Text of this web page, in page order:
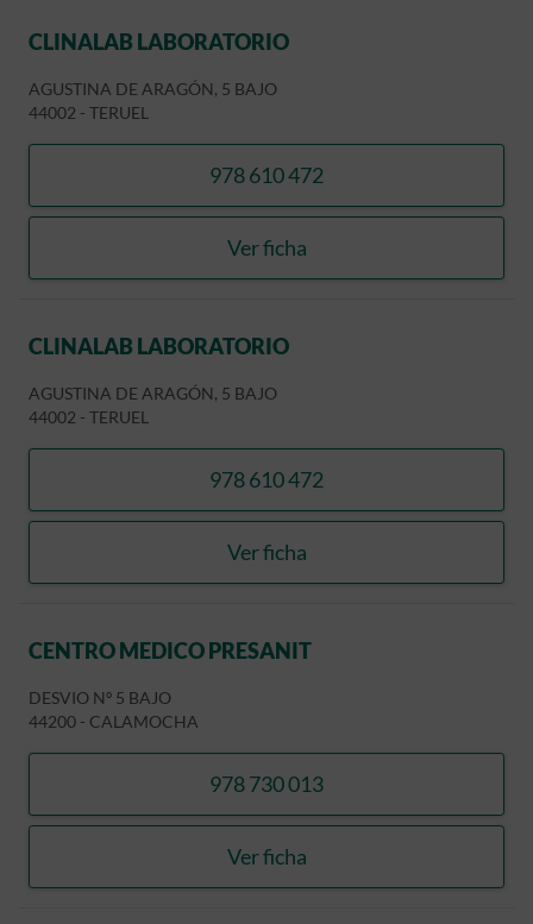
CLINALAB LABORATORIO
AGUSTINA DE ARAGÓN, 5 BAJO
44002 - TERUEL
978 610 472
llamar CLINALAB
Ver ficha
CLINALAB LABORATORIO
CLINALAB LABORATORIO
AGUSTINA DE ARAGÓN, 5 BAJO
44002 - TERUEL
978 610 472
llamar CLINALAB
Ver ficha
CLINALAB LABORATORIO
CENTRO MEDICO PRESANIT
DESVIO Nº 5 BAJO
44200 - CALAMOCHA
978 730 013
llamar CENTRO MEDICO
Ver ficha
CENTRO MEDICO